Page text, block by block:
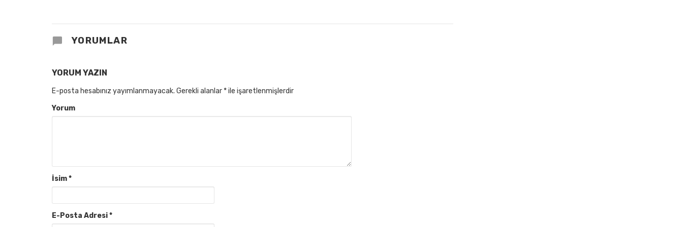
YORUMLAR
YORUM YAZIN
E-posta hesabınız yayımlanmayacak. Gerekli alanlar *ile işaretlenmişlerdir
Yorum
İsim*
E-Posta Adresi*